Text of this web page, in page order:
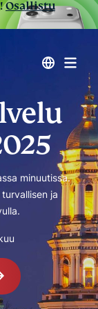
Osallistu
minuutissa.
ja